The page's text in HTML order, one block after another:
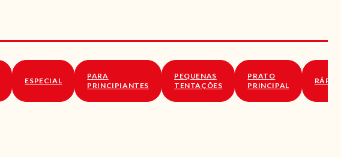
ESPECIAL
PARA
PRINCIPIANTES
PEQUENAS
TENTAÇÕES
PRATO
PRINCIPAL